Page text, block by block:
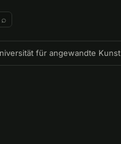
⌕
für angewandte Kunst